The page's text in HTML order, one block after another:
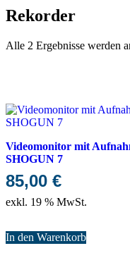
Rekorder
Alle 2 Ergebnisse werden
Videomonitor mit
SHOGUN 7
85,00 €
exkl. 19 % MwSt.
In den Warenkorb